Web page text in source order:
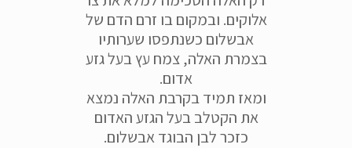
אלוקים. ובמקום בו זרם הדם של
אבשלום כשנתפסו שערותיו
בצמרת האלה, צמח עץ בעל גזע
אדום.
ומאז תמיד בקרבת האלה נמצא
את הקטלב בעל הגזע האדום
כזכר לבן הבוגד אבשלום.